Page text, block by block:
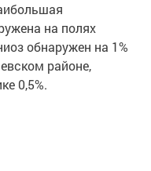
на полях
обнаружен на 1%
районе,
0,5%.